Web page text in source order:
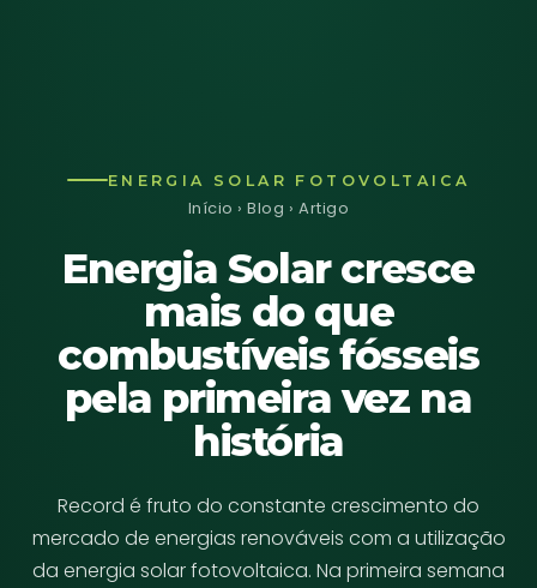
ENERGIA SOLAR FOTOVOLTAICA
Início ›Blog › Artigo
Energia Solar cresce
mais do que
combustíveis fósseis
pela primeira vez na
história
Record é fruto do constante crescimento do
mercado de energias renováveis com a utilização
da energia solar fotovoltaica. Na primeira semana